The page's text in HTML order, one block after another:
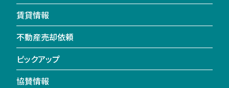
賃貸情報
不動産売却依頼
ピックアップ
協賛情報